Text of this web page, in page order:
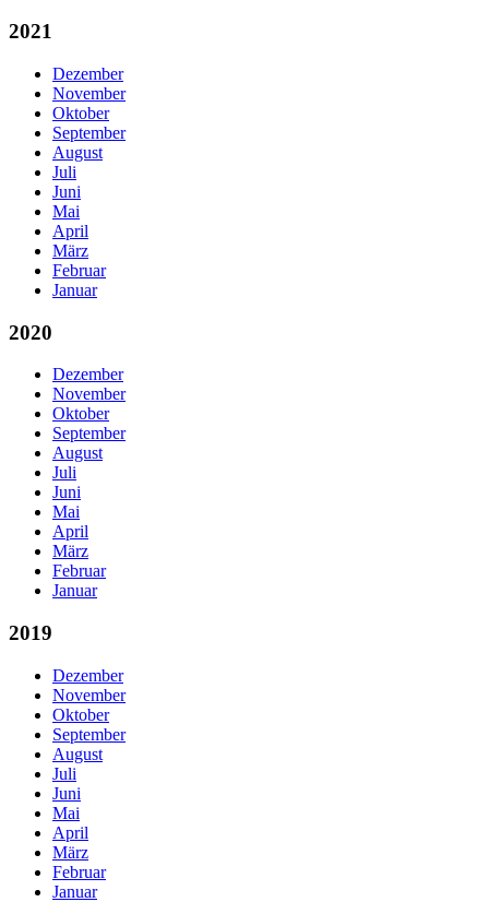
2021
Dezember
November
Oktober
September
August
Juli
Juni
Mai
April
März
Februar
Januar
2020
Dezember
November
Oktober
September
August
Juli
Juni
Mai
April
März
Februar
Januar
2019
Dezember
November
Oktober
September
August
Juli
Juni
Mai
April
März
Februar
Januar